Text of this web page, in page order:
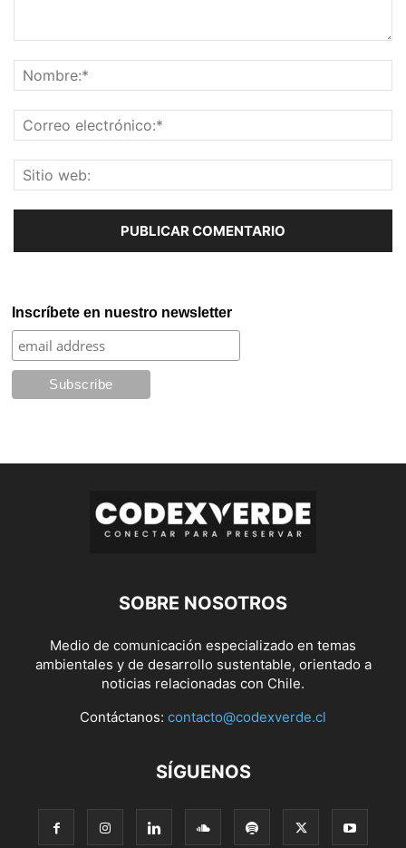
Inscríbete en nuestro newsletter
SOBRE NOSOTROS
Medio de comunicación especializado en temas
ambientales y de desarrollo sustentable, orientado a
noticias relacionadas con Chile.
Contáctanos: contacto@codexverde.cl
SÍGUENOS